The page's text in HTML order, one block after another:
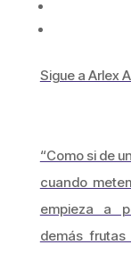
Sigue a Arlex
“Como si de
cuando
empieza a
demás